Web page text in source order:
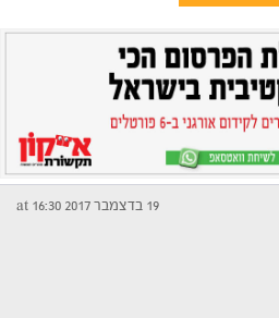
19 בדצמבר 2017 at 16:30